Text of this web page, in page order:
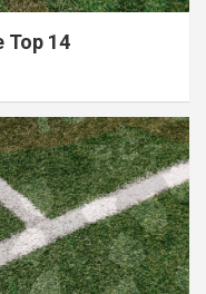
Top 14